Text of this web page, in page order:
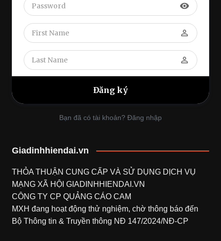
visibility
perm_identity
perm_identity
Bạn đã có tài khoản? Đăng nhập
Giadinhhiendai.vn
THỎA THUẬN CUNG CẤP VÀ SỬ DỤNG DỊCH VỤ
MẠNG XÃ HỘI GIADINHHIENDAI.VN
CÔNG TY CP QUẢNG CÁO CAM
MXH đang hoạt động thử nghiệm, chờ thông báo đến
Bộ Thông tin & Truyền thông NĐ 147/2024/NĐ-CP